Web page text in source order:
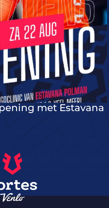
met Estavana